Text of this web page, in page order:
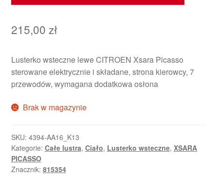
215,00 zł
Lusterko wsteczne lewe CITROEN Xsara Picasso
sterowane elektrycznie i składane, strona kierowcy, 7
przewodów, wymagana dodatkowa osłona
Brak w magazynie
SKU: 4394-AA16_K13
Kategorie: Całe lustra, Ciało, Lusterko wsteczne, XSARA
PICASSO
Znacznik: 815354